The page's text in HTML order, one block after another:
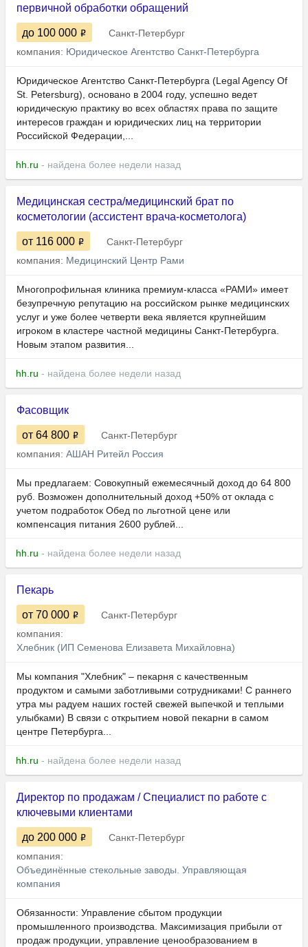
первичной обработки обращений
до 100 000
Санкт-Петербург
компания: Юридическое Агентство Санкт-Петербурга
Юридическое Агентство Санкт-Петербурга (Legal Agency Of
St. Pеtersburg), основано в 2004 году, успешно ведет
юридическую практику во всех областях права по защите
интересов граждан и юридических лиц на территории
Российской Федерации,...
hh.ru - найдена более недели назад
Медицинская сестра/медицинский брат по
косметологии (ассистент врача-косметолога)
от 116 000
Санкт-Петербург
компания: Медицинский Центр Рами
Многопрофильная клиника премиум-класса «РАМИ» имеет
безупречную репутацию на российском рынке медицинских
услуг и уже более четверти века является крупнейшим
игроком в кластере частной медицины Санкт-Петербурга.
Новым этапом развития...
hh.ru - найдена более недели назад
Фасовщик
от 64 800
Санкт-Петербург
компания: АШАН Ритейл Россия
Мы предлагаем: Совокупный ежемесячный доход до 64 800
руб. Возможен дополнительный доход +50% от оклада с
учетом подработок Обед по льготной цене или
компенсация питания 2600 рублей...
hh.ru - найдена более недели назад
Пекарь
от 70 000
Санкт-Петербург
компания:
Хлебник (ИП Семенова Елизавета Михайловна)
Мы компания "Хлебник" – пекарня с качественным
продуктом и самыми заботливыми сотрудниками! С раннего
утра мы радуем наших гостей свежей выпечкой и теплыми
улыбками) В связи с открытием новой пекарни в самом
центре Петербурга...
hh.ru - найдена более недели назад
Директор по продажам / Специалист по работе с
ключевыми клиентами
до 200 000
Санкт-Петербург
компания:
Объединённые стекольные заводы. Управляющая
компания
Обязанности: Управление сбытом продукции
промышленного производства. Максимизация прибыли от
продаж продукции, управление ценообразованием в